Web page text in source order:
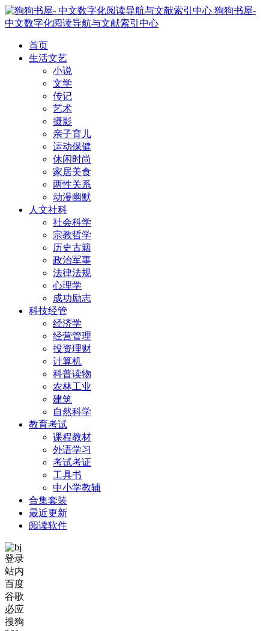
狗狗书屋-
中文数字化阅读导航与文献索引中心
首页
生活文艺
小说
文学
传记
艺术
摄影
亲子育儿
运动保健
休闲时尚
家居美食
两性关系
动漫幽默
人文社科
社会科学
宗教哲学
历史古籍
政治军事
法律法规
心理学
成功励志
科技经管
经济学
经营管理
投资理财
计算机
科普读物
农林工业
建筑
自然科学
教育考试
课程教材
外语学习
考试考证
工具书
中小学教辅
合集套装
最近更新
阅读软件
登录
站内
百度
谷歌
必应
搜狗